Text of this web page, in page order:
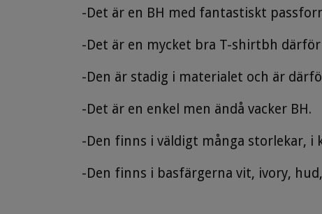
-Det är en BH med fantastiskt
-Det är en mycket bra T-shirtbh
-Den är stadig i materialet och är
-Det är en enkel men ändå vacker BH.
-Den finns i väldigt många storlekar,
-Den finns i basfärgerna vit, ivory,